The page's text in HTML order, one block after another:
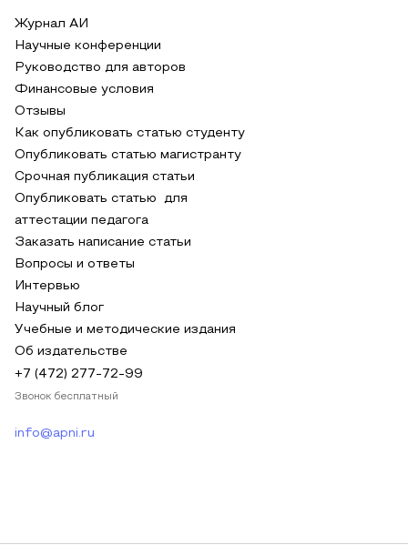
Журнал АИ
Научные конференции
Руководство для авторов
Финансовые условия
Отзывы
Как опубликовать статью студенту
Опубликовать статью магистранту
Срочная публикация статьи
Опубликовать статью для
аттестации педагога
Заказать написание статьи
Вопросы и ответы
Интервью
Научный блог
Учебные и методические издания
Об издательстве
+7 (472) 277-72-99
Звонок бесплатный
info@apni.ru